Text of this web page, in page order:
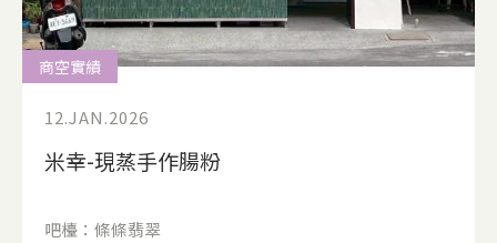
商空實績
12.JAN.2026
米幸-現蒸手作腸粉
吧檯：條條翡翠